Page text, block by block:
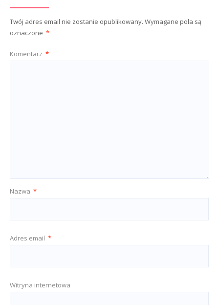
Twój adres email nie zostanie opublikowany. Wymagane pola są
oznaczone *
Komentarz *
Nazwa *
Adres email *
Witryna internetowa